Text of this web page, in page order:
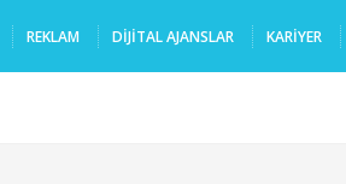
REKLAM DIJITAL AJANSLAR KARIYER